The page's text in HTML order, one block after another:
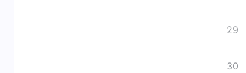
29
30